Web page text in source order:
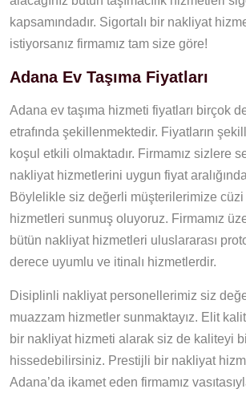
kapsamındadır. Sigortalı bir nakliyat
istiyorsanız firmamız tam size göre!
Adana Ev Taşıma Fiyatları
Adana ev taşıma hizmeti fiyatları birçok
etrafında şekillenmektedir. Fiyatların
koşul etkili olmaktadır. Firmamız sizlere
nakliyat hizmetlerini uygun fiyat
Böylelikle siz değerli müşterilerimize
hizmetleri sunmuş oluyoruz. Firmamız
bütün nakliyat hizmetleri uluslararası
derece uyumlu ve itinalı hizmetlerdir.
Disiplinli nakliyat personellerimiz siz
muazzam hizmetler sunmaktayız. Elit
bir nakliyat hizmeti alarak siz de kaliteyi
hissedebilirsiniz. Prestijli bir nakliyat
Adana’da ikamet eden firmamız